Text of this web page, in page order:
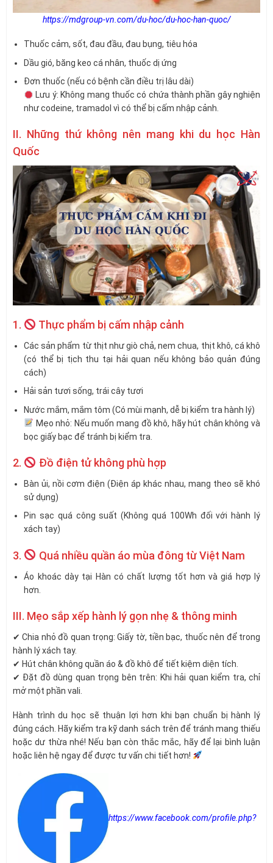
https://mdgroup-vn.com/du-hoc/du-hoc-han-quoc/
Thuốc cảm, sốt, đau đầu, đau bụng, tiêu hóa
Dầu gió, băng keo cá nhân, thuốc dị ứng
Đơn thuốc (nếu có bệnh cần điều trị lâu dài)
Lưu ý: Không mang thuốc có chứa thành phần gây nghiện
như codeine, tramadol vì có thể bị cấm nhập cảnh.
II. Những thứ không nên mang khi du học Hàn
Quốc
1. Thực phẩm bị cấm nhập cảnh
Các sản phẩm từ thịt như giò chả, nem chua, thịt khô, cá khô
(có thể bị tịch thu tại hải quan nếu không bảo quản đúng
cách)
Hải sản tươi sống, trái cây tươi
Nước mắm, mắm tôm (Có mùi mạnh, dễ bị kiểm tra hành lý)
Mẹo nhỏ: Nếu muốn mang đồ khô, hãy hút chân không và
bọc giấy bạc để tránh bị kiểm tra.
2. Đồ điện tử không phù hợp
Bàn ủi, nồi cơm điện (Điện áp khác nhau, mang theo sẽ khó
sử dụng)
Pin sạc quá công suất (Không quá 100Wh đối với hành lý
xách tay)
3. Quá nhiều quần áo mùa đông từ Việt Nam
Áo khoác dày tại Hàn có chất lượng tốt hơn và giá hợp lý
hơn.
III. Mẹo sắp xếp hành lý gọn nhẹ & thông minh
✔ Chia nhỏ đồ quan trọng: Giấy tờ, tiền bạc, thuốc nên để trong
hành lý xách tay.
✔ Hút chân không quần áo & đồ khô để tiết kiệm diện tích.
✔ Đặt đồ dùng quan trọng bên trên: Khi hải quan kiểm tra, chỉ
mở một phần vali.
Hành trình du học sẽ thuận lợi hơn khi bạn chuẩn bị hành lý
đúng cách. Hãy kiểm tra kỹ danh sách trên để tránh mang thiếu
hoặc dư thừa nhé! Nếu bạn còn thắc mắc, hãy để lại bình luận
hoặc liên hệ ngay để được tư vấn chi tiết hơn!
https://www.facebook.com/profile.php?